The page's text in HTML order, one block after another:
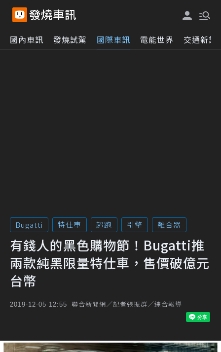
國內車訊 發燒試駕 國際車訊 電能世界 交通新訊
Bugatti 特仕車 超跑 引擎 離合器
有錢人的黑色購物節！Bugatti推
兩款純黑限量特仕車，售價破億元
台幣
2019-12-05 12:55 聯合新聞網／記者張振群／綜合報導